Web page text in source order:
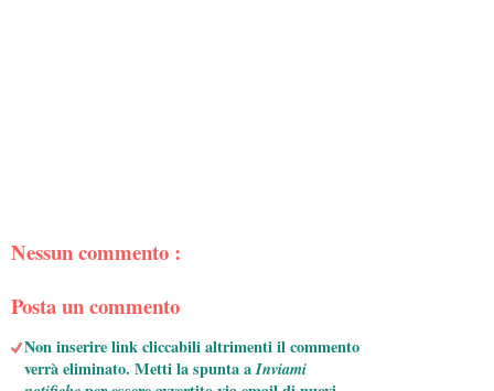
Nessun commento :
Posta un commento
Non inserire link cliccabili altrimenti il commento
verrà eliminato. Metti la spunta aInviami